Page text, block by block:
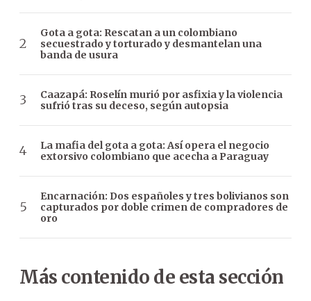
Gota a gota: Rescatan a un colombiano
secuestrado y torturado y desmantelan una
banda de usura
Caazapá: Roselín murió por asfixia y la violencia
sufrió tras su deceso, según autopsia
La mafia del gota a gota: Así opera el negocio
extorsivo colombiano que acecha a Paraguay
Encarnación: Dos españoles y tres bolivianos son
capturados por doble crimen de compradores de
oro
Más contenido de esta sección